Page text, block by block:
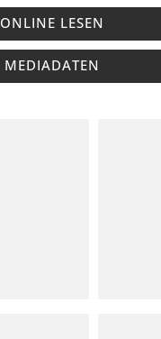
ONLINE LESEN
MEDIADATEN